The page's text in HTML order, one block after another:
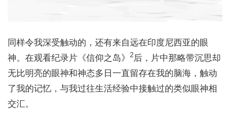
同样令我深受触动的，还有来自远在印度尼西亚的眼
神。在观看纪录片《信仰之岛》 2后，片中那略带沉思却
无比明亮的眼神和神态多日一直留存在我的脑海，触动
了我的记忆，与我过往生活经验中接触过的类似眼神相
交汇。